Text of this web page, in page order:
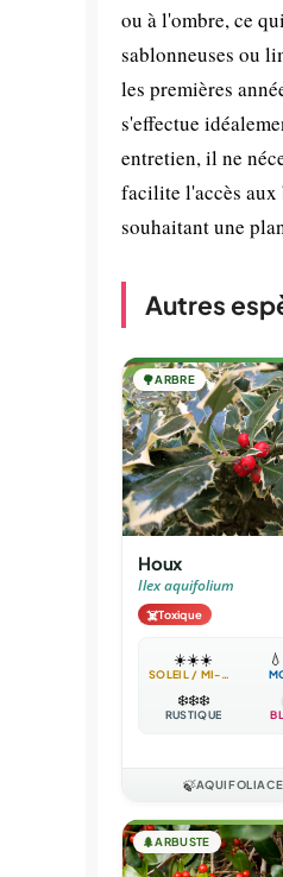
ou à l'ombre, ce
sablonneuses ou
les premières
s'effectue
entretien, il ne
facilite l'accès aux
souhaitant une
Autres
🌳ARBRE
Houx
Ilex aquifolium
☠️Toxique
☀️☀️☀️
SOLEIL / MI-OMBRE
💧
❄️❄️❄️
RUSTIQUE
🍃
🌲ARBUSTE